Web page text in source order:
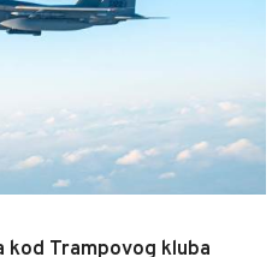
kod Trampovog kluba